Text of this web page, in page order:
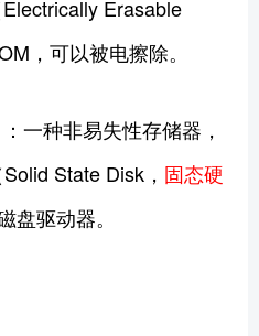
Electrically Erasable
，可以被电擦除。
一种非易失性存储器，
State Disk， 固态硬
盘驱动器。